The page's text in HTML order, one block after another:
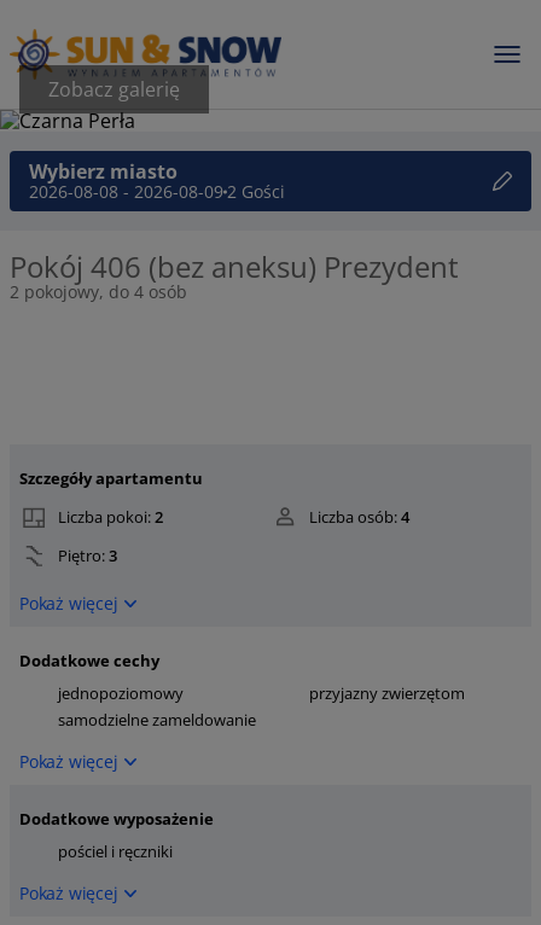
Zobacz galerię
Wybierz miasto
2026-08-08 - 2026-08-092 Gości
Pokój 406 (bez aneksu) Prezydent
2 pokojowy, do 4 osób
Szczegóły apartamentu
Liczba pokoi:2 Liczba osób:4
Piętro:3
Pokaż więcej
Dodatkowe cechy
jednopoziomowy
przyjazny zwierzętom
samodzielne zameldowanie
Pokaż więcej
Dodatkowe wyposażenie
pościel i ręczniki
Pokaż więcej